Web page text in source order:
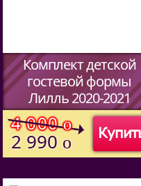
Комплект детской
гостевой формы
Лилль 2020-2021
(Код:)
4 000o
2 990 o